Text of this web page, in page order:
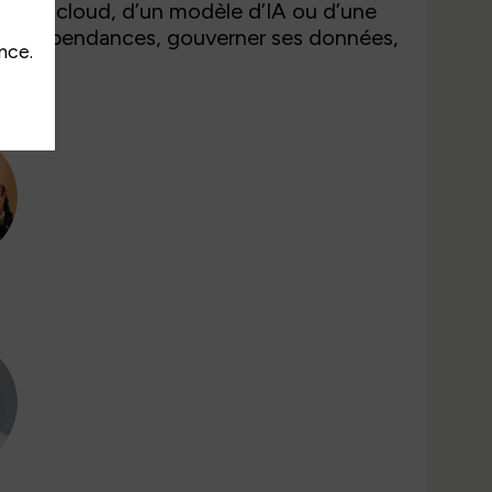
cloud, d’un modèle d’IA ou d’une
dépendances, gouverner ses données,